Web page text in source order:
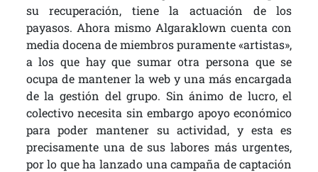
su recuperación, tiene la actuación de los
payasos. Ahora mismo Algaraklown cuenta con
media docena de miembros puramente «artistas»,
a los que hay que sumar otra persona que se
ocupa de mantener la web y una más encargada
de la gestión del grupo. Sin ánimo de lucro, el
colectivo necesita sin embargo apoyo económico
para poder mantener su actividad, y esta es
precisamente una de sus labores más urgentes,
por lo que ha lanzado una campaña de captación